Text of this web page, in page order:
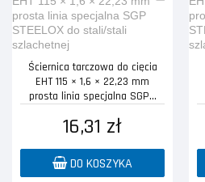
Ściernica tarczowa do cięcia
EHT 115 × 1,6 × 22,23 mm
prosta linia specjalna SGP...
16,31 zł
DO KOSZYKA